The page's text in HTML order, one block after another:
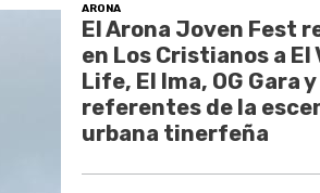
ARONA
El Arona Joven Fest
en Los Cristianos a El
Life, El Ima, OG Gara y
referentes de la
urbana tinerfeña